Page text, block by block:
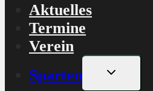
Aktuelles
Termine
Verein
Sparten
Untermenü